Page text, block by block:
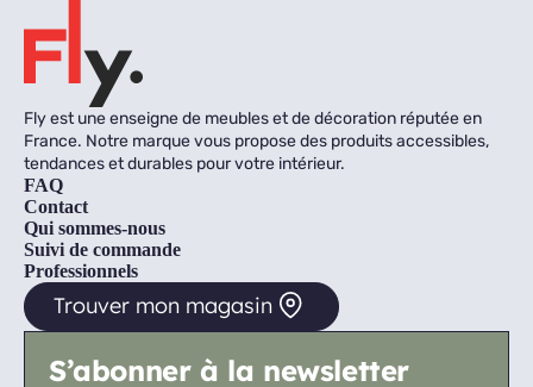
Fly est une enseigne de meubles et de décoration réputée en
France. Notre marque vous propose des produits accessibles,
tendances et durables pour votre intérieur.
FAQ
Contact
Qui sommes-nous
Suivi de commande
Professionnels
Trouver mon magasin
S’abonner à la newsletter